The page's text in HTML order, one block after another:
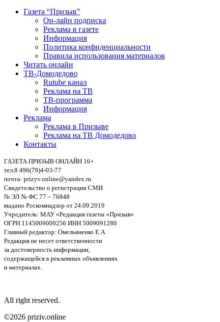
Газета “Призыв”
Он-лайн подписка
Реклама в газете
Информация
Политика конфиденциальности
Правила использования материалов
Читать онлайн
ТВ-Домодедово
Rutube канал
Реклама на ТВ
ТВ-программа
Информация
Реклама
Реклама в Призыве
Реклама на ТВ Домодедово
Контакты
ГАЗЕТА ПРИЗЫВ ОНЛАЙН 16+
тел.8 496(79)4-03-77
почта: prizyv.online@yandex.ru
Свидетельство о регистрации СМИ
№ ЭЛ № ФС 77 – 76848
выдано Роскомнадзор от 24.09.2019
Учредитель: МАУ «Редакция газеты «Призыв»
ОГРН 1145009000256 ИНН 5009091280
Главный редактор: Омельяненко Е.А
Редакция не несет ответственности
за достоверность информации,
содержащейся в рекламных объявлениях
и материалах.
All right reserved.
©2026 priziv.online